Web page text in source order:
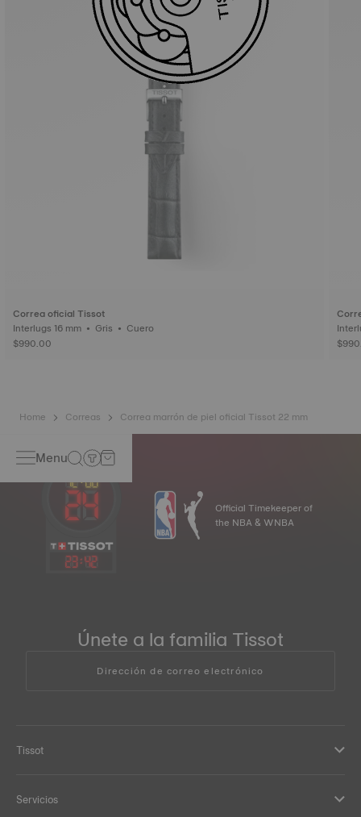
Correa oficial Tissot
Interlugs 16 mm • Gris • Cuero
$990.00
Home Correas Correa marrón de piel oficial Tissot 22 mm
Menu
23:42
Official Timekeeper of
the NBA & WNBA
Únete a la familia Tissot
Dirección de correo electrónico
Tissot
Servicios